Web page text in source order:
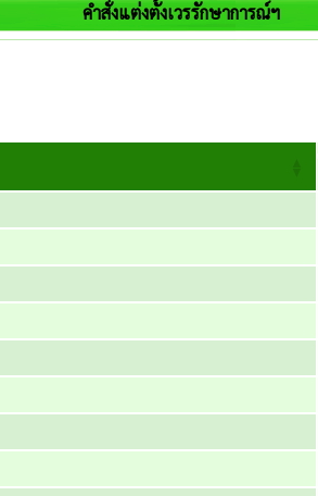
คำสั่งแต่งตั้งเวรรักษาการณ์ฯ